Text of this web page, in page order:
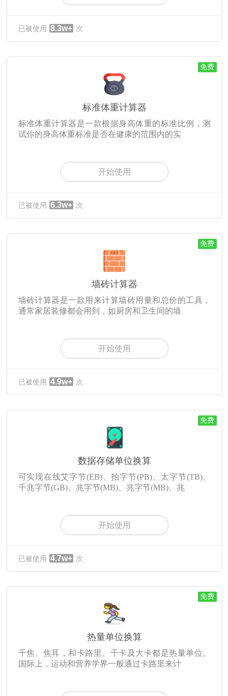
已被使用 8.3w+ 次
免费
标准体重计算器
标准体重计算器是一款根据身高体重的标准比例，测
试你的身高体重标准是否在健康的范围内的实
开始使用
已被使用 6.3w+ 次
免费
墙砖计算器
墙砖计算器是一款用来计算墙砖用量和总价的工具，
通常家居装修都会用到，如厨房和卫生间的墙
开始使用
已被使用 4.9w+ 次
免费
数据存储单位换算
可实现在线艾字节(EB)、拍字节(PB)、太字节(TB)、
千兆字节(GB)、兆字节(MB)、兆字节(MB)、兆
开始使用
已被使用 4.7w+ 次
免费
热量单位换算
千焦、焦耳，和卡路里、千卡及大卡都是热量单位。
国际上，运动和营养学界一般通过卡路里来计